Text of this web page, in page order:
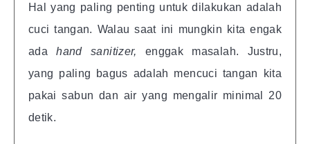
Hal yang paling penting untuk dilakukan adalah
cuci tangan. Walau saat ini mungkin kita engak
adahand sanitizer, enggak masalah. Justru,
yang paling bagus adalah mencuci tangan kita
pakai sabun dan air yang mengalir minimal 20
detik.